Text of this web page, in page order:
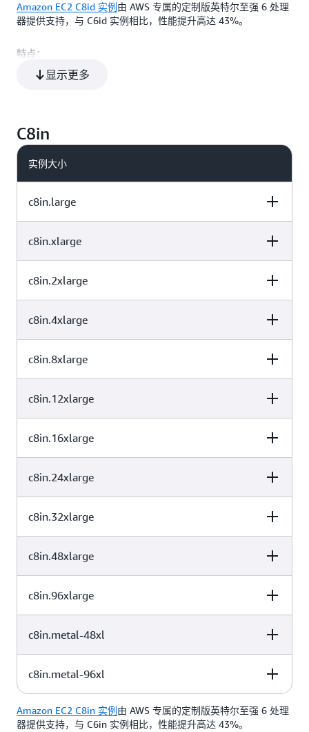
192 384
3 个 3800 NVMe
SSD
vCPU 内存 (GiB) 实例存储 (GB)
Amazon EC2 C8id 实例由 AWS 专属的定制版英特尔至强 6 处理
器提供支持，与 C6id 实例相比，性能提升高达 43%。
特点：
多达 384 个 vCPU，高达 768 GiB 的内存
高达 22.8TB 的 NVMe SSD 本地实例存储空间
高达 100 Gbps 的网络带宽和高达 80 Gbps 的 EBS 带宽
使用案例
编码、图像处理和其他形式的媒体处理。C8id 实例会使批处理和
显示更多
C8in
实例大小
c8in.large
vCPU 实例存储 (GB)
2 仅限 EBS
c8in.xlarge
vCPU 实例存储 (GB)
4 仅限 EBS
c8in.2xlarge
vCPU 实例存储 (GB)
8 仅限 EBS
c8in.4xlarge
vCPU 实例存储 (GB)
16 仅限 EBS
c8in.8xlarge
vCPU 实例存储 (GB)
32 仅限 EBS
c8in.12xlarge
vCPU 实例存储 (GB)
48 仅限 EBS
c8in.16xlarge
vCPU 实例存储 (GB)
64 仅限 EBS
c8in.24xlarge
vCPU 实例存储 (GB)
96 仅限 EBS
c8in.32xlarge
vCPU 实例存储 (GB)
128 仅限 EBS
c8in.48xlarge
vCPU 实例存储 (GB)
192 仅限 EBS
c8in.96xlarge
vCPU 实例存储 (GB)
384 仅限 EBS
c8in.metal-48xl
vCPU 实例存储 (GB)
192 384 仅限 EBS
c8in.metal-96xl
vCPU 内存 (GiB) 实例存储 (GB)
Amazon EC2 C8in 实例由 AWS 专属的定制版英特尔至强 6 处理
器提供支持，与 C6in 实例相比，性能提升高达 43%。